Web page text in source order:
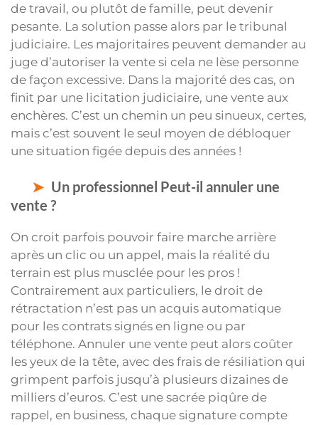
de travail, ou plutôt de famille, peut devenir
pesante. La solution passe alors par le tribunal
judiciaire. Les majoritaires peuvent demander au
juge d’autoriser la vente si cela ne lèse personne
de façon excessive. Dans la majorité des cas, on
finit par une licitation judiciaire, une vente aux
enchères. C’est un chemin un peu sinueux, certes,
mais c’est souvent le seul moyen de débloquer
une situation figée depuis des années !
Un professionnel Peut-il annuler une
vente ?
On croit parfois pouvoir faire marche arrière
après un clic ou un appel, mais la réalité du
terrain est plus musclée pour les pros !
Contrairement aux particuliers, le droit de
rétractation n’est pas un acquis automatique
pour les contrats signés en ligne ou par
téléphone. Annuler une vente peut alors coûter
les yeux de la tête, avec des frais de résiliation qui
grimpent parfois jusqu’à plusieurs dizaines de
milliers d’euros. C’est une sacrée piqûre de
rappel, en business, chaque signature compte